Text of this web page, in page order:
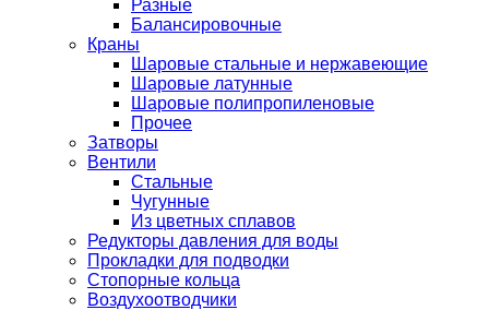
Разные
Балансировочные
Краны
Шаровые стальные и нержавеющие
Шаровые латунные
Шаровые полипропиленовые
Прочее
Затворы
Вентили
Стальные
Чугунные
Из цветных сплавов
Редукторы давления для воды
Прокладки для подводки
Стопорные кольца
Воздухоотводчики